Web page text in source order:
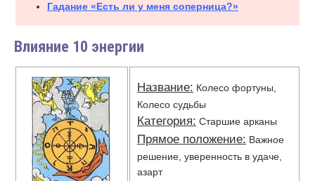
Гадание «Есть ли у меня соперница?»
Влияние 10 энергии
Название: Колесо фортуны,
Колесо судьбы
Категория: Старшие арканы
Прямое положение: Важное
решение, уверенность в удаче,
азарт